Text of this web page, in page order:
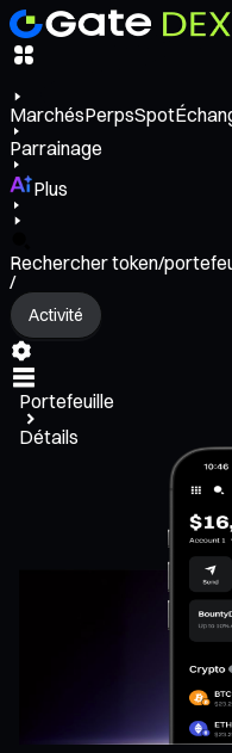
MarchésPerpsSpot
Parrainage
Plus
Rechercher token/
/
Activité
Portefeuille
Détails